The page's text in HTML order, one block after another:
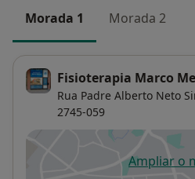
Morada 1 Morada 2
Fisioterapia Marco
Rua Padre Alberto Neto
2745-059
Ampliar o